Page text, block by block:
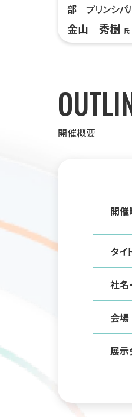
部 プリンシパ
金山 秀樹 氏
開催概要
開催
タイ
社名
会場
展示